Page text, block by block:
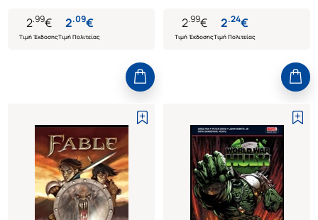
2.99€
Τιμή Έκδοσης
2.09€
Τιμή Πολιτείας
2.99€
Τιμή Έκδοσης
2.24€
Τιμή Πολιτείας